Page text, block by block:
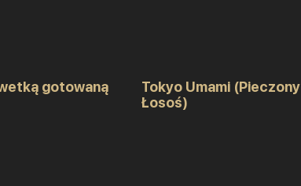
gotowaną
Tokyo Umami (Pieczony
Łosoś)